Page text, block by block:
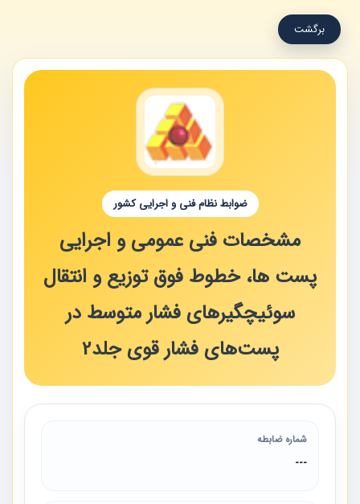
برگشت
ضوابط نظام فنی و اجرایی کشور
مشخصات فنی عمومی و اجرایی
پست ها، خطوط فوق توزیع و انتقال
سوئیچگیرهای فشار متوسط در
پست‌های فشار قوی جلد2
شماره ضابطه
---